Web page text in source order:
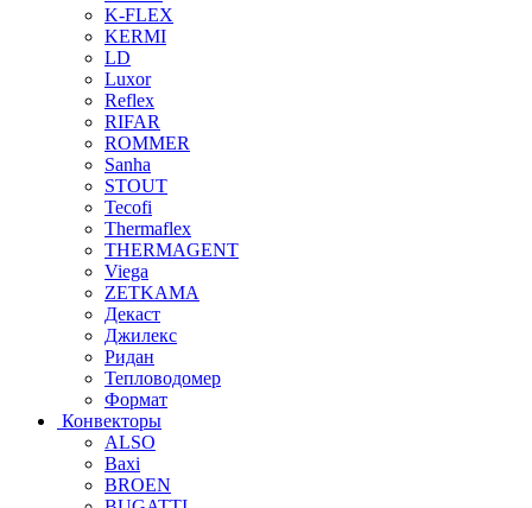
K-FLEX
KERMI
LD
Luxor
Reflex
RIFAR
ROMMER
Sanha
STOUT
Tecofi
Thermaflex
THERMAGENT
Viega
ZETKAMA
Декаст
Джилекс
Ридан
Тепловодомер
Формат
Конвекторы
ALSO
Baxi
BROEN